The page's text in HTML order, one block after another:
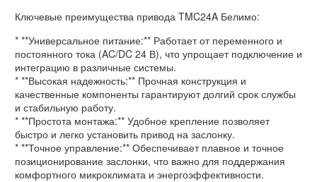
Ключевые преимущества привода TMC24A Белимо:
* **Универсальное питание:** Работает от переменного и
постоянного тока (AC/DC 24 В), что упрощает подключение и
интеграцию в различные системы.
* **Высокая надежность:** Прочная конструкция и
качественные компоненты гарантируют долгий срок службы
и стабильную работу.
* **Простота монтажа:** Удобное крепление позволяет
быстро и легко установить привод на заслонку.
* **Точное управление:** Обеспечивает плавное и точное
позиционирование заслонки, что важно для поддержания
комфортного микроклимата и энергоэффективности.